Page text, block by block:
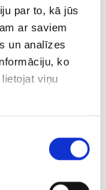
par to, kā jūs
ar saviem
un analīzes
ko
viņu